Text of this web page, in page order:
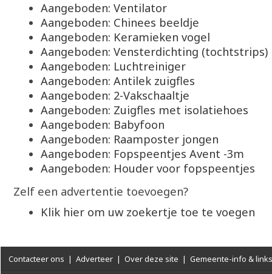
Aangeboden: Ventilator
Aangeboden: Chinees beeldje
Aangeboden: Keramieken vogel
Aangeboden: Vensterdichting (tochtstrips)
Aangeboden: Luchtreiniger
Aangeboden: Antilek zuigfles
Aangeboden: 2-Vakschaaltje
Aangeboden: Zuigfles met isolatiehoes
Aangeboden: Babyfoon
Aangeboden: Raamposter jongen
Aangeboden: Fopspeentjes Avent -3m
Aangeboden: Houder voor fopspeentjes
Zelf een advertentie toevoegen?
Klik hier om uw zoekertje toe te voegen
Contacteer ons | Adverteer | Over deze site | Gemeente-info & links